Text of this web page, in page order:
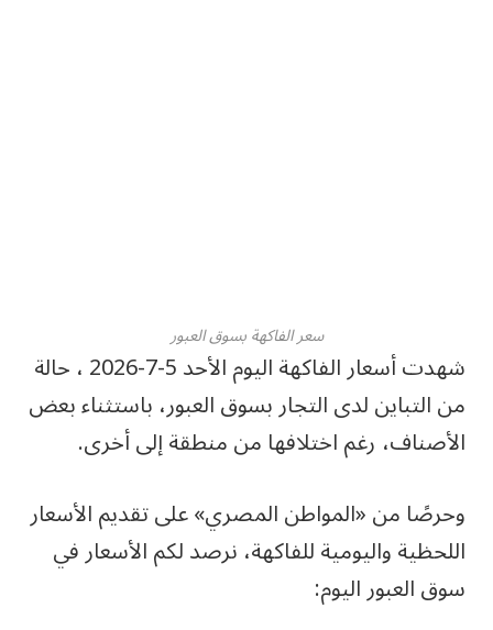
سعر الفاكهة بسوق العبور
شهدت أسعار الفاكهة اليوم الأحد 5-7-2026 ، حالة
من التباين لدى التجار بسوق العبور، باستثناء بعض
الأصناف، رغم اختلافها من منطقة إلى أخرى.
وحرصًا من «المواطن المصري» على تقديم الأسعار
اللحظية واليومية للفاكهة، نرصد لكم الأسعار في
سوق العبور اليوم: